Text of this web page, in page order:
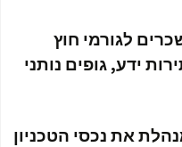
לגורמי חוץ
ידע, גופים נותני
את נכסי הטכניון